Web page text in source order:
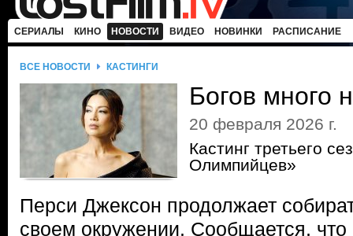
СЕРИАЛЫ КИНО НОВОСТИ ВИДЕО НОВИНКИ РАСПИСАНИЕ
ВСЕ НОВОСТИ КАСТИНГИ
Богов много
20 февраля 2026 г.
Кастинг третьего
Олимпийцев»
Перси Джексон продолжает
своем окружении. Сообщается, что